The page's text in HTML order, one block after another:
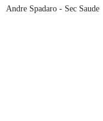
Andre Spadaro - Sec Saude